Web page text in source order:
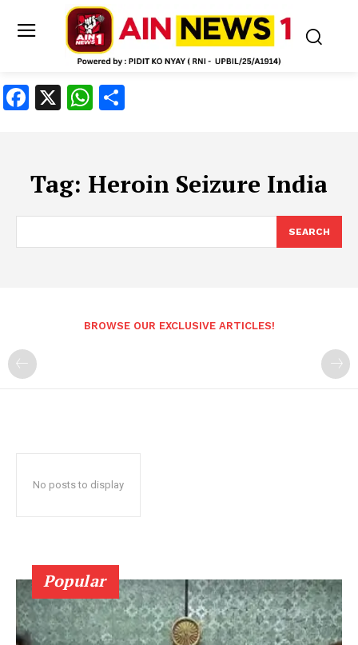
Facebook
X WhatsApp
Tag: Heroin Seizure India
SEARCH
BROWSE OUR EXCLUSIVE ARTICLES!
No posts to display
Popular